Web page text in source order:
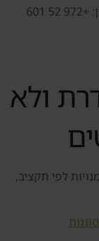
כתובת המשרד: המשרדים שלנו בדובאי. טלפון: +972 52 601
ולא
לפי תקציב,